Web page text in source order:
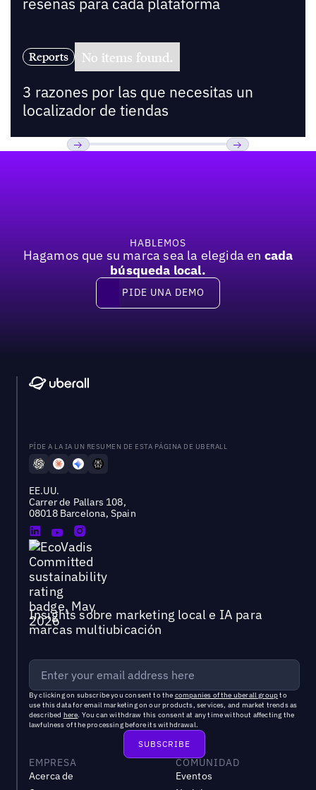
reseñas para cada plataforma
Reports No items found.
3 razones por las que necesitas un
localizador de tiendas
HABLEMOS
Hagamos que su marca sea la elegida en cada
búsqueda local.
Pide una demo
PIDE UNA DEMO
PÍDE A LA IA UN RESUMEN DE ESTA PÁGINA DE UBERALL
EE.UU.
Carrer de Pallars 108,
08018 Barcelona, Spain
Insights sobre marketing local e IA para
marcas multiubicación
By clicking on subscribe you consent to the companies of the uberall groupto
use this data for email marketing on our products, services, and market trends as
described here. You can withdraw this consent at any time without affecting the
lawfulness of the processing before its withdrawal.
EMPRESA
Acerca de
COMUNIDAD
Eventos